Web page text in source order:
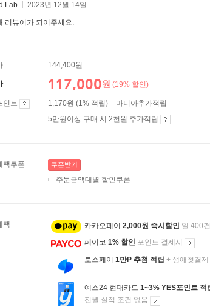
Lab
2023년 12월 14일
리뷰어가 되어주세요.
144,400원
117,000원 (19% 할인)
인트
1,170원 (1% 적립) + 마니아추가적립
5만원이상 구매 시 2천원 추가적립
택쿠폰 쿠폰받기
주문금액대별 할인쿠폰
택 카카오페이 2,000원 즉시할인 일 400
페이코 1% 할인 포인트 결제시
토스페이 1만P 추첨 적립 + 생애첫결제
예스24 현대카드 1~3% YES포인트 적
전월 실적 조건 없음